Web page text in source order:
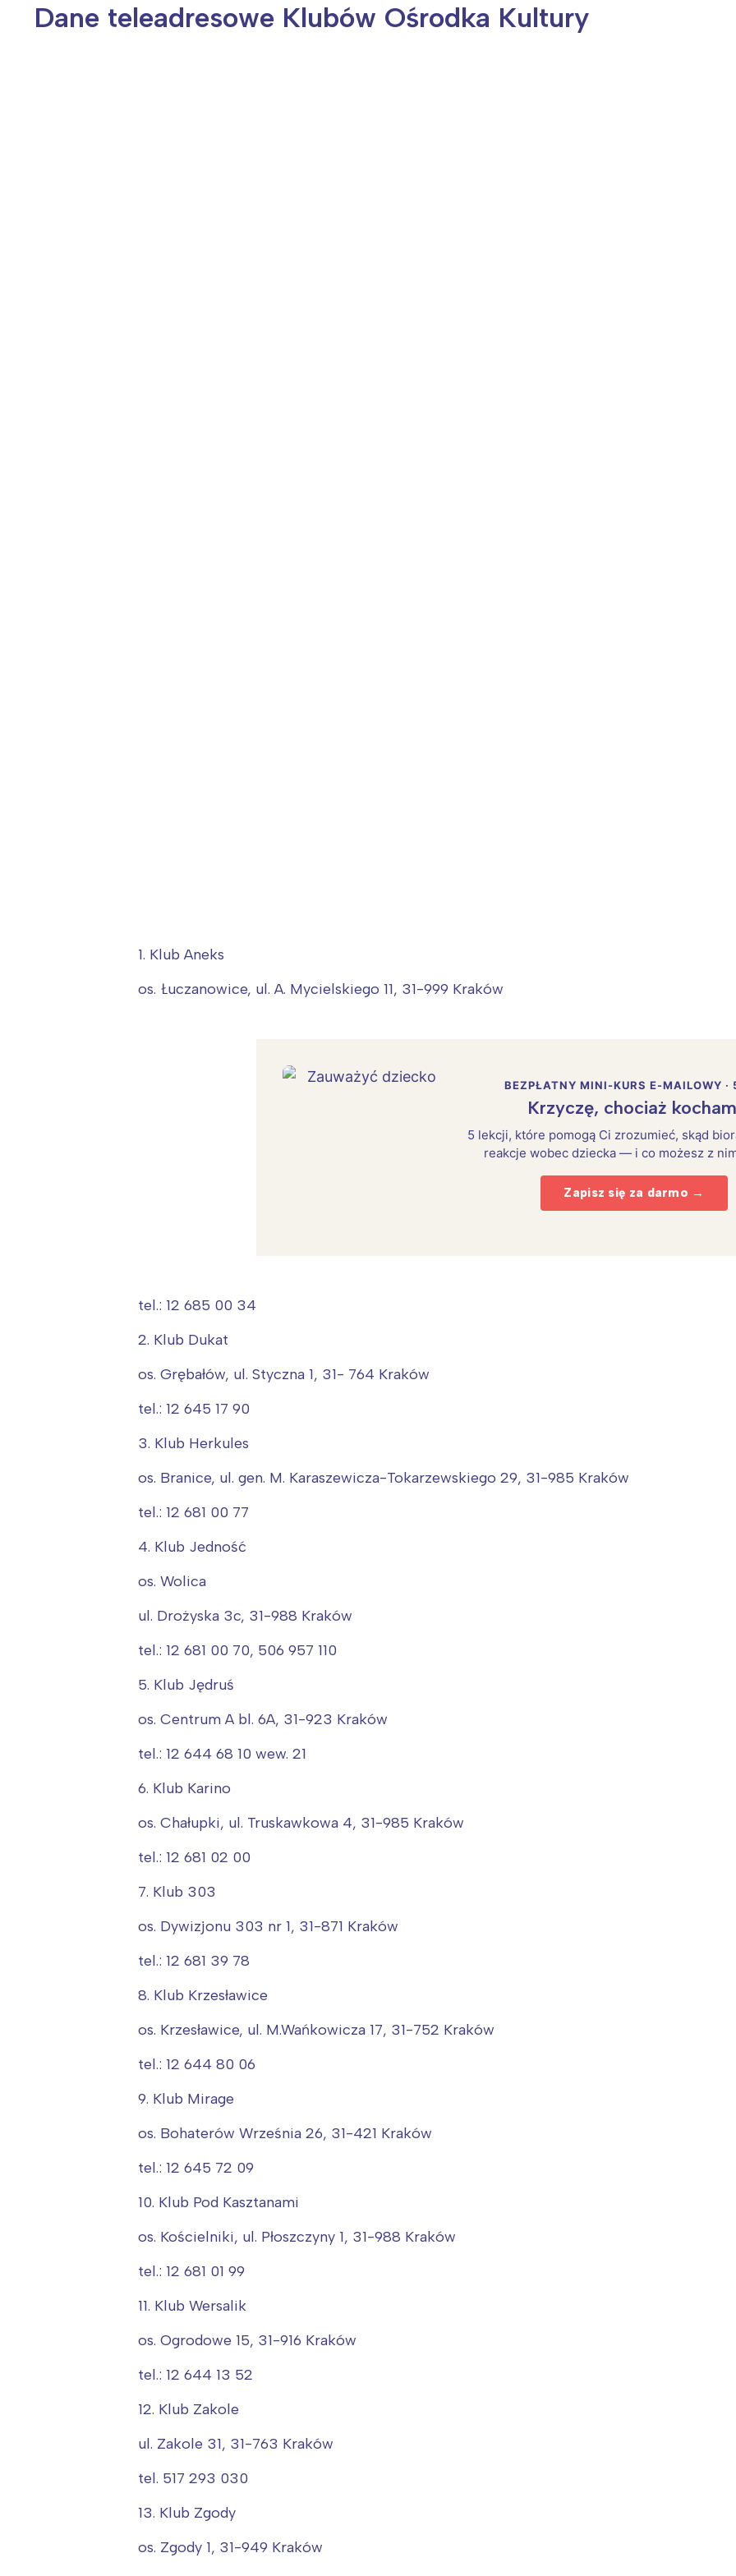
Dane teleadresowe Klubów Ośrodka Kultury
1. Klub Aneks
os. Łuczanowice, ul. A. Mycielskiego 11, 31-999 Kraków
BEZPŁATNY MINI-KURS E-MAILOWY ·
Krzyczę, chociaż
5 lekcji, które pomogą Ci zrozumieć, skąd
reakcje wobec dziecka — i co możesz z
Zapisz się za darmo →
tel.: 12 685 00 34
2. Klub Dukat
os. Grębałów, ul. Styczna 1, 31- 764 Kraków
tel.: 12 645 17 90
3. Klub Herkules
os. Branice, ul. gen. M. Karaszewicza-Tokarzewskiego 29, 31-985 Kraków
tel.: 12 681 00 77
4. Klub Jedność
os. Wolica
ul. Drożyska 3c, 31-988 Kraków
tel.: 12 681 00 70, 506 957 110
5. Klub Jędruś
os. Centrum A bl. 6A, 31-923 Kraków
tel.: 12 644 68 10 wew. 21
6. Klub Karino
os. Chałupki, ul. Truskawkowa 4, 31-985 Kraków
tel.: 12 681 02 00
7. Klub 303
os. Dywizjonu 303 nr 1, 31-871 Kraków
tel.: 12 681 39 78
8. Klub Krzesławice
os. Krzesławice, ul. M.Wańkowicza 17, 31-752 Kraków
tel.: 12 644 80 06
9. Klub Mirage
os. Bohaterów Września 26, 31-421 Kraków
tel.: 12 645 72 09
10. Klub Pod Kasztanami
os. Kościelniki, ul. Płoszczyny 1, 31-988 Kraków
tel.: 12 681 01 99
11. Klub Wersalik
os. Ogrodowe 15, 31-916 Kraków
tel.: 12 644 13 52
12. Klub Zakole
ul. Zakole 31, 31-763 Kraków
tel. 517 293 030
13. Klub Zgody
os. Zgody 1, 31-949 Kraków
Interesują mnie wydarzenia z tego regionu:
Trójmiasto
Południe